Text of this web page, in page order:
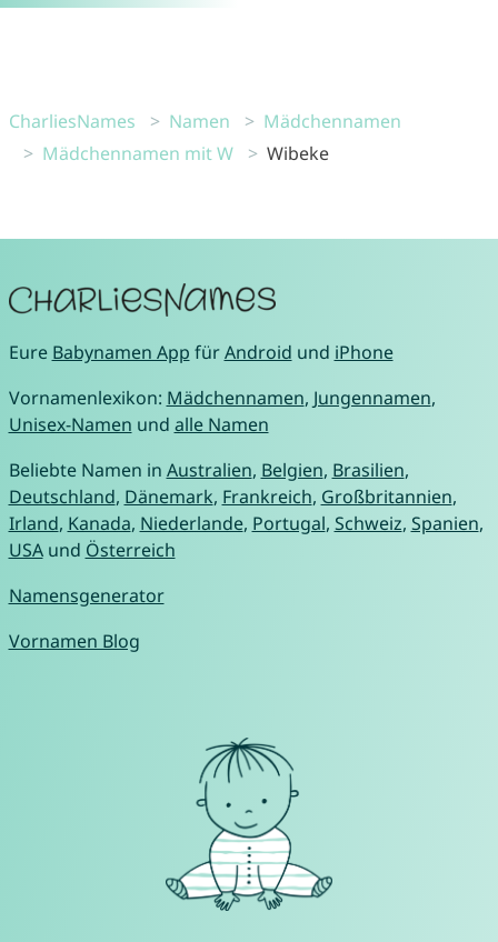
CharliesNames Namen
Mädchennamen
Mädchennamen mit W
Wibeke
Eure Babynamen App fürAndroid und iPhone
Vornamenlexikon: Mädchennamen, Jungennamen,
Unisex-Namen und alle Namen
Beliebte Namen in Australien, Belgien, Brasilien,
Deutschland, Dänemark, Frankreich, Großbritannien,
Irland, Kanada, Niederlande, Portugal, Schweiz, Spanien,
USAund Österreich
Namensgenerator
Vornamen Blog